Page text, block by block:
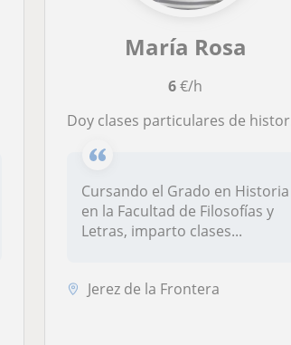
María Rosa
6€/h
Doy clases particulares de historia contemporánea, de España y del Arte, de Lengua y Literatura y de Filosofía
Cursando el Grado en Historia
en la Facultad de Filosofías y
Letras, imparto clases...
Jerez de la Frontera